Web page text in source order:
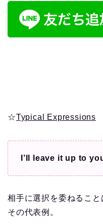
☆Typical Expressions
I’ll leave it up to
相手に選択を委ねるこ
その代表例。